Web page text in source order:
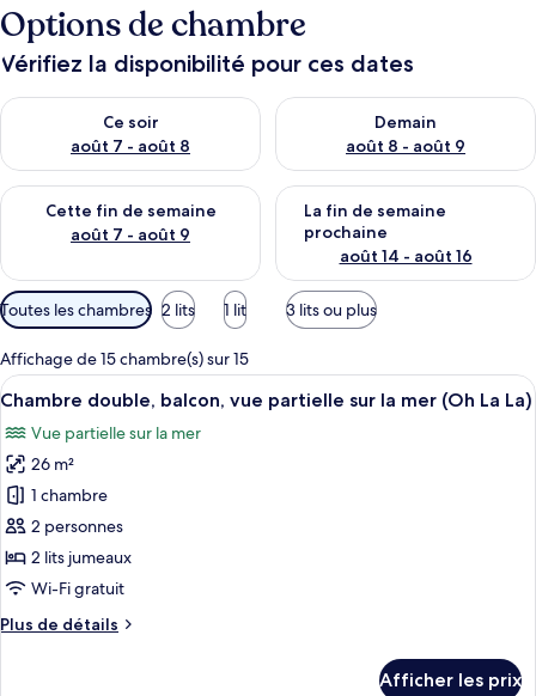
Options de chambre
Vérifiez la disponibilité pour ces dates
Ce soir
août 7 - août 8
Vérifier la disponibilité pour ce soir août 7 - août 8
Demain
août 8 - août 9
Vérifier la disponibilité pour
Cette fin de semaine
août 7 - août 9
Vérifier la disponibilité pour cette fin de semaine août 7 -
La fin de semaine
prochaine
août 14 - août 16
Vérifier la disponibilité pour
Filtres
disponibles
pour
les
chambres
Toutes les chambres 2 lits 1 lit 3 lits ou plus
Affichage de 15 chambre(s) sur 15
Afficher
toutes
les
photos
pour
ce
type
de
chambre :
Chambre
Une chambre d’hôtel moderne
9
Chambre double, balcon, vue partielle sur la mer (Oh La La)
Vue partielle sur la mer
26 m²
1 chambre
2 personnes
2 lits jumeaux
Wi-Fi gratuit
Plus de détails
Plus
Afficher les prix